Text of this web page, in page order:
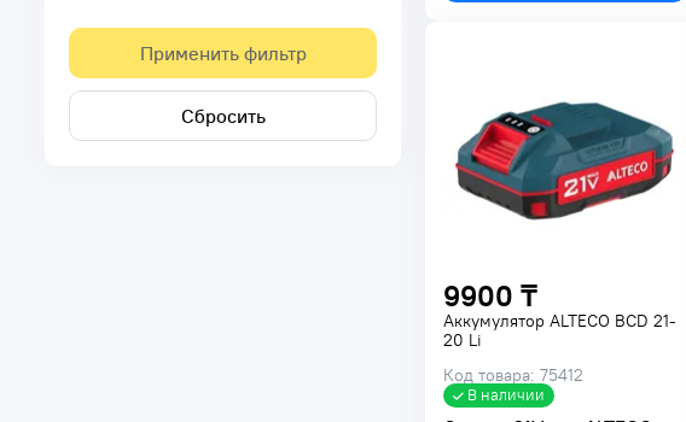
Применить фильтр
Сбросить
9900 ₸
Аккумулятор ALTECO BCD 21-
20 Li
Код товара: 75412
В наличии